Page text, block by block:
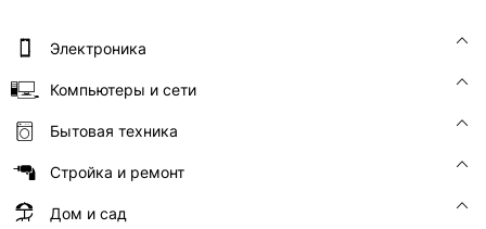
Электроника
Компьютеры и сети
Бытовая техника
Стройка и ремонт
Дом и сад